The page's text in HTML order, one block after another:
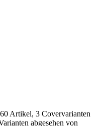
Artikel, 3 Covervarianten
abgesehen von